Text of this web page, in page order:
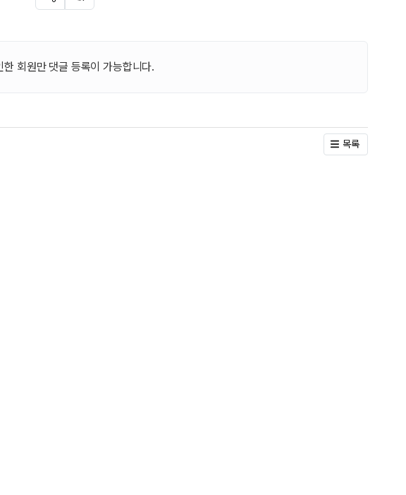
SNS 공유
신고
한 회원만 댓글 등록이 가능합니다.
목록